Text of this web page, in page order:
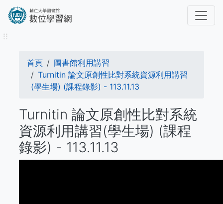
內
⠿
導
航
連
結
首頁
​​​​​圖書館​​​​​​​利用講習
Turnitin 論文原創性比對系統資源利用講習
(學生場) (課程錄影) - 113.11.13
Turnitin 論文原創性比對系統
資源利用講習(學生場) (課程
錄影) - 113.11.13